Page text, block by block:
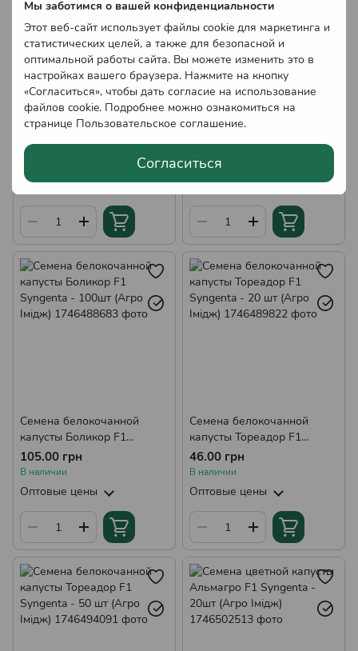
Мы заботимся о вашей конфиденциальности
Этот веб-сайт использует файлы cookie для маркетинга и
статистических целей, а также для безопасной и
оптимальной работы сайта. Вы можете изменить это в
настройках вашего браузера. Нажмите на кнопку
«Согласиться», чтобы дать согласие на использование
файлов cookie. Подробнее можно ознакомиться на
странице Пользовательское соглашение.
Согласиться
Семена капусты
белокачанной Агрессор F1
Syngenta, Голландия - 20
47.00 грн
Оптовые цены
Семена белокочанной
капусты Боликор F1
Syngenta - 20шт (Агро
Імідж)
В наличии
Оптовые цены
Семена белокочанной
капусты Боликор F1
Syngenta - 100шт (Агро
Імідж)
105.00 грн
В наличии
Оптовые цены
Семена белокочанной
капусты Тореадор F1
Syngenta - 20 шт (Агро
Імідж)
46.00 грн
В наличии
Оптовые цены